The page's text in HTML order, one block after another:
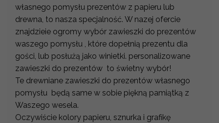
własnego pomysłu prezentów z papieru lub
drewna, to nasza specjalność. W nazej ofercie
znajdzieie ogromy wybór zawieszki do prezentów
waszego pomysłu , które dopełnią prezentu dla
gości, lub posłużą jako winietki. personalizowane
zawieszki do prezentów to świetny wybór!
Te drewniane zawieszki do prezentów własnego
pomysłu będą same w sobie piękną pamiątką z
Waszego wesela.
Oczywiście kolory papieru, sznurka i grafikę